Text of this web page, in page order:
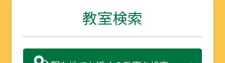
教室検索